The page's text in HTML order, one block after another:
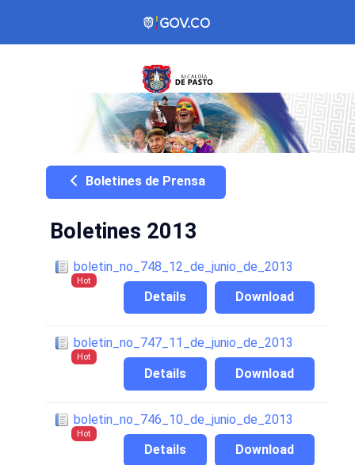
Boletines de Prensa
Boletines 2013
boletin_no_748_12_de_junio_de_2013
Hot
Download
Details
boletin_no_747_11_de_junio_de_2013
Hot
Download
Details
boletin_no_746_10_de_junio_de_2013
Hot
Download
Details